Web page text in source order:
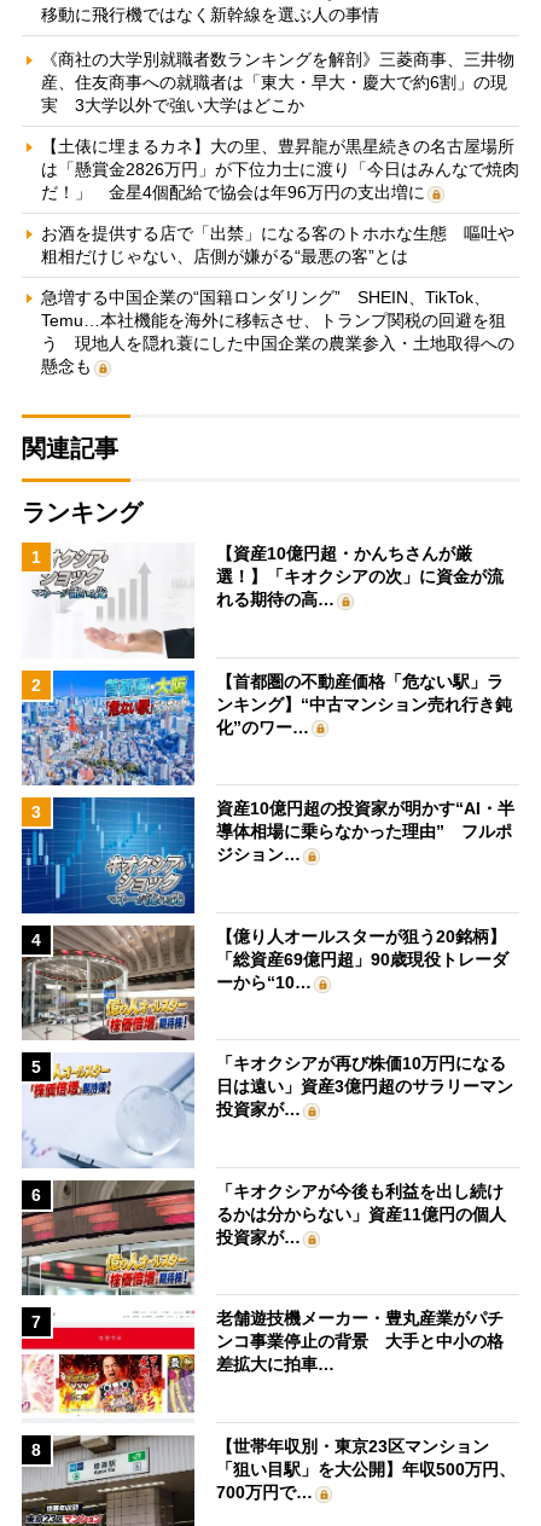
移動に飛行機ではなく新幹線を選ぶ人の事情
《商社の大学別就職者数ランキングを解剖》三菱商事、三井物
産、住友商事への就職者は「東大・早大・慶大で約6割」の現
実 3大学以外で強い大学はどこか
【土俵に埋まるカネ】大の里、豊昇龍が黒星続きの名古屋場所
は「懸賞金2826万円」が下位力士に渡り「今日はみんなで焼肉
だ！」 金星4個配給で協会は年96万円の支出増に
お酒を提供する店で「出禁」になる客のトホホな生態 嘔吐や
粗相だけじゃない、店側が嫌がる“最悪の客”とは
急増する中国企業の“国籍ロンダリング” SHEIN、TikTok、
Temu…本社機能を海外に移転させ、トランプ関税の回避を狙
う 現地人を隠れ蓑にした中国企業の農業参入・土地取得への
懸念も
関連記事
ランキング
1
【資産10億円超・かんちさんが厳
選！】「キオクシアの次」に資金が流
れる期待の高…
2
【首都圏の不動産価格「危ない駅」ラ
ンキング】“中古マンション売れ行き鈍
化”のワー…
3
資産10億円超の投資家が明かす“AI・半
導体相場に乗らなかった理由” フルポ
ジション…
4
【億り人オールスターが狙う20銘柄】
「総資産69億円超」90歳現役トレーダ
ーから“10…
5
「キオクシアが再び株価10万円になる
日は遠い」資産3億円超のサラリーマン
投資家が…
6
「キオクシアが今後も利益を出し続け
るかは分からない」資産11億円の個人
投資家が…
7
老舗遊技機メーカー・豊丸産業がパチ
ンコ事業停止の背景 大手と中小の格
差拡大に拍車…
8
【世帯年収別・東京23区マンション
「狙い目駅」を大公開】年収500万円、
700万円で…